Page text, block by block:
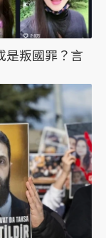
是叛國罪？言